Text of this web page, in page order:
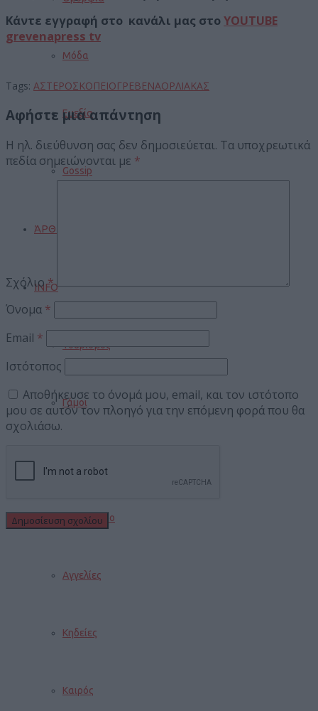
Μόδα
Ευεξία
Gossip
ΆΡΘΡΑ
INFO
Τουρισμός
Γάμοι
Εορτολόγιο
Αγγελίες
Κηδείες
Καιρός
Κάντε εγγραφή στο κανάλι μας στοYOUTUBE
grevenapress tv
Tags: ΑΣΤΕΡΟΣΚΟΠΕΙΟΓΡΕΒΕΝΑΟΡΛΙΑΚΑΣ
Αφήστε μια απάντηση
Η ηλ. διεύθυνση σας δεν δημοσιεύεται. Τα υποχρεωτικά
πεδία σημειώνονται με *
Σχόλιο*
Όνομα *
Email *
Ιστότοπος
Αποθήκευσε το όνομά μου, email, και τον ιστότοπο
μου σε αυτόν τον πλοηγό για την επόμενη φορά που θα
σχολιάσω.